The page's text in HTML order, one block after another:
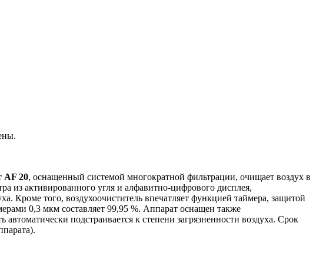
AF 20, оснащенный системой многократной фильтрации, очищает воздух в
из активированного угля и алфавитно-цифрового дисплея,
Кроме того, воздухоочиститель впечатляет функцией таймера, защитой
0,3 мкм составляет 99,95 %. Аппарат оснащен также
подстраивается к степени загрязненности воздуха. Срок